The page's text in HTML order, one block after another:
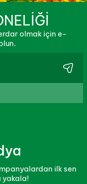
olmak için e-
ilk sen
yakala!